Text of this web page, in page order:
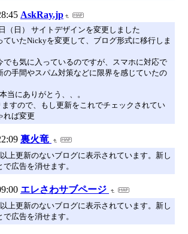
AskRay.jp
（日） サイトデザインを変更しました
ていたNickyを変更して、ブログ形式に移行しま
でも気に入っているのですが、スマホに対応で
の手間やスパム対策などに限界を感じていたの
当にありがとう、、。
ますので、もし更新をこれでチェックされてい
れば変更
裏火竜
上更新のないブログに表示されています。新し
広告を消せます。
エレさわサブページ
上更新のないブログに表示されています。新し
広告を消せます。